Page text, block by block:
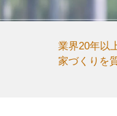
業界20年以
家づくりを